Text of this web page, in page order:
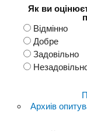
Як ви
Відмінно
Добре
Задовільно
Архиів